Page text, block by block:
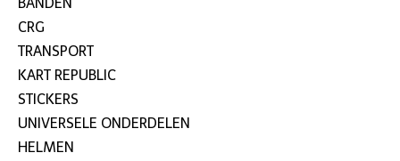
CRG
TRANSPORT
KART REPUBLIC
STICKERS
UNIVERSELE ONDERDELEN
HELMEN